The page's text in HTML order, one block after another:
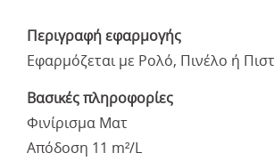
Περιγραφή εφαρμογής
Εφαρμόζεται με Ρολό, Πινέλο ή
Βασικές πληροφορίες
Φινίρισμα Ματ
Απόδοση 11 m²/L